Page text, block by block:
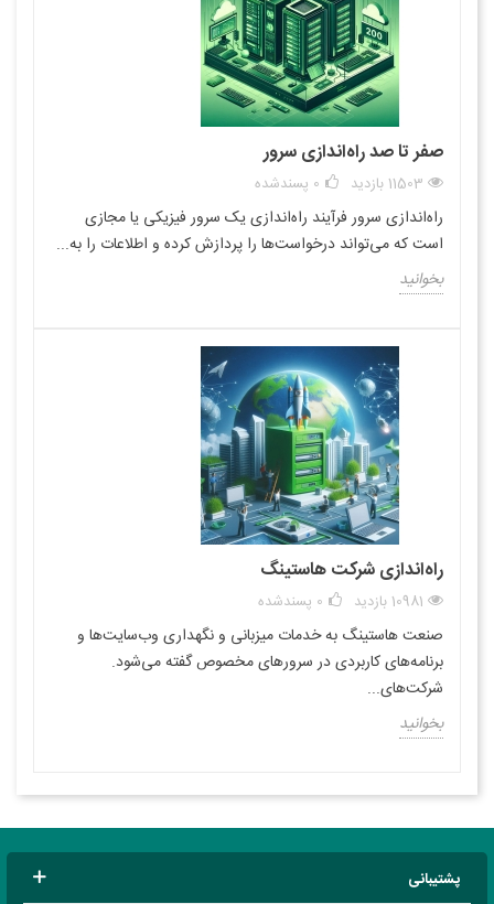
صفر تا صد راه‌اندازی سرور
11503 بازدید 0 پسندشده
راه‌اندازی سرور فرآیند راه‌اندازی یک سرور فیزیکی یا مجازی
است که می‌تواند درخواست‌ها را پردازش کرده و اطلاعات را به...
بخوانید
راه‌اندازی شرکت هاستینگ
10981 بازدید 0 پسندشده
صنعت هاستینگ به خدمات میزبانی و نگهداری وب‌سایت‌ها و
برنامه‌های کاربردی در سرورهای مخصوص گفته می‌شود.
شرکت‌های...
بخوانید
پشتیبانی